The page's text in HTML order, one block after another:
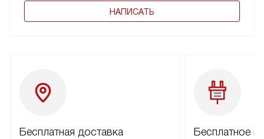
НАПИСАТЬ
Бесплатная доставка Бесплатное